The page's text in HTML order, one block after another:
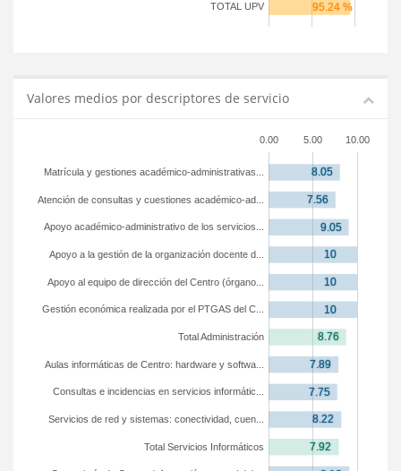
TOTAL UPV
Valores medios por descriptores de servicio
0.00 5.00 10.00
Total Servicios Informáticos
Servicios de red y sistemas: conectividad, cuen...
Consultas e incidencias en servicios informátic...
Aulas informáticas de Centro: hardware y softwa...
Total Administración
Gestión económica realizada por el PTGAS del C...
Apoyo al equipo de dirección del Centro (órgano...
Apoyo a la gestión de la organización docente d...
Apoyo académico-administrativo de los servicios...
Atención de consultas y cuestiones académico-ad...
Matrícula y gestiones académico-administrativas...